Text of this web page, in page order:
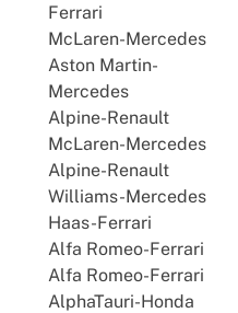
Ferrari
McLaren-Mercedes
Aston Martin-
Mercedes
Alpine-Renault
McLaren-Mercedes
Alpine-Renault
Williams-Mercedes
Haas-Ferrari
Alfa Romeo-Ferrari
Alfa Romeo-Ferrari
AlphaTauri-Honda